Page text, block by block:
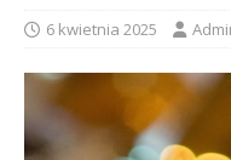
6 kwietnia 2025